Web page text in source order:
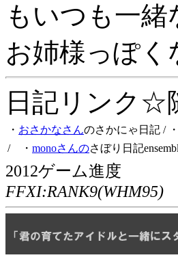
もいつも一
お姉様っぽく
日記リンク☆
・ おさかなさんのさかにゃ日記 / ・
/ ・ monoさんのさぼり日記
2012ゲーム進度
FFXI:RANK9(WHM95)